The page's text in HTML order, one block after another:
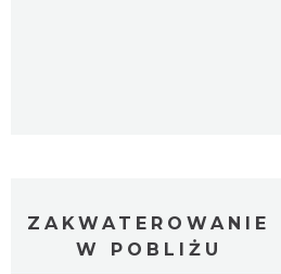
ZAKWATEROWANIE
W POBLIŻU